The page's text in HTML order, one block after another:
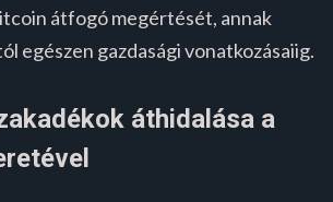
átfogó megértését, annak
egészen gazdasági vonatkozásaiig.
áthidalása a